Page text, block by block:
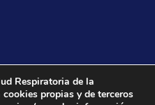
Respiratoria de la
propias y de terceros